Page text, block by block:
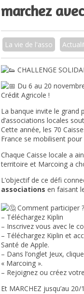
marchez avec
La vie de l'asso
CHALLENGE
Du 6 au 20
Crédit Agricole !
La banque invite le grand
d’associations locales
Cette année, les 70
France se mobilisent pour
Chaque Caisse locale a
territoire et Marcoing a
L’objectif de ce défi
associationsen faisant
Comment participer ?
– Téléchargez Kiplin
– Inscrivez vous avec le
– Téléchargez Kiplin et
Santé de Apple.
– Dans l’onglet Jeux,
« Marcoing ».
– Rejoignez ou créez
Et MARCHEZ jusqu’au 20/